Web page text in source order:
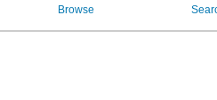
Browse